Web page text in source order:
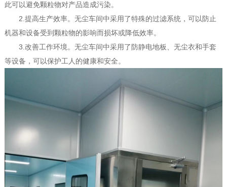
此可以避免颗粒物对产品造成污染。
2.提高生产效率。无尘车间中采用了特殊的过滤系统，可以防止
机器和设备受到颗粒物的影响而损坏或降低效率。
3.改善工作环境。无尘车间中采用了防静电地板、无尘衣和手套
等设备，可以保护工人的健康和安全。